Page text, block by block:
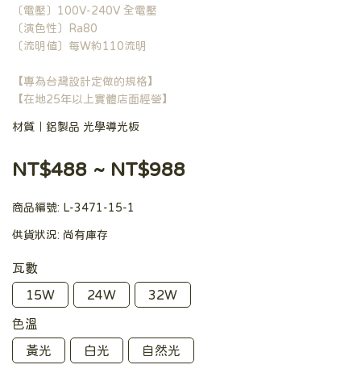
〔電壓〕100V-240V 全電壓
〔演色性〕Ra80
〔流明值〕每W約110流明
【專為台灣設計定做的規格】
【在地25年以上實體店面經營】
材質｜鋁製品 光學導光板
NT$488 ~ NT$988
商品編號: L-3471-15-1
供貨狀況: 尚有庫存
瓦數
15W
24W
32W
色溫
黃光
白光 自然光